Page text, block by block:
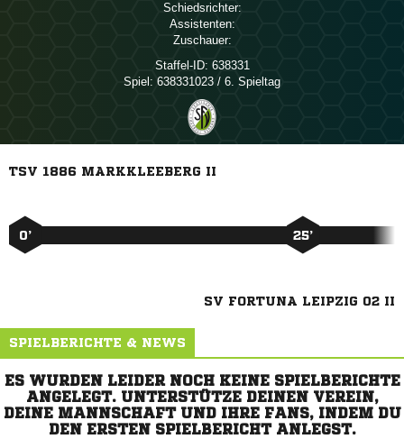
Schiedsrichter:
Assistenten:
Zuschauer:
Staffel-ID: 638331
Spiel: 638331023 / 6. Spieltag
TSV 1886 MARKKLEEBERG II
0’ 25’
SV FORTUNA LEIPZIG 02 II
SPIELBERICHTE & NEWS
ES WURDEN LEIDER NOCH KEINE SPIELBERICHTE
ANGELEGT. UNTERSTÜTZE DEINEN VEREIN,
DEINE MANNSCHAFT UND IHRE FANS, INDEM DU
DEN ERSTEN SPIELBERICHT ANLEGST.